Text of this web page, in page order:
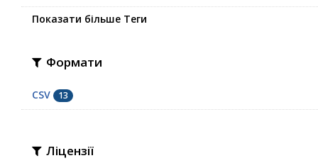
Показати більше Теги
Формати
CSV 13
Ліцензії